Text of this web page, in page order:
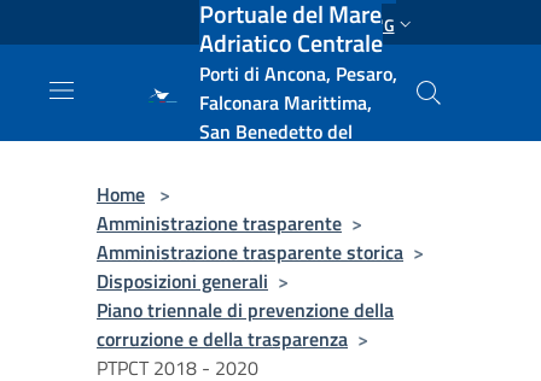
Salta al contenuto principale ENG
Portuale del Mare
Adriatico Centrale
Porti di Ancona, Pesaro,
Falconara Marittima,
San Benedetto del
Home >
Amministrazione trasparente >
Amministrazione trasparente storica >
Disposizioni generali >
Piano triennale di prevenzione della
corruzione e della trasparenza >
PTPCT 2018 - 2020